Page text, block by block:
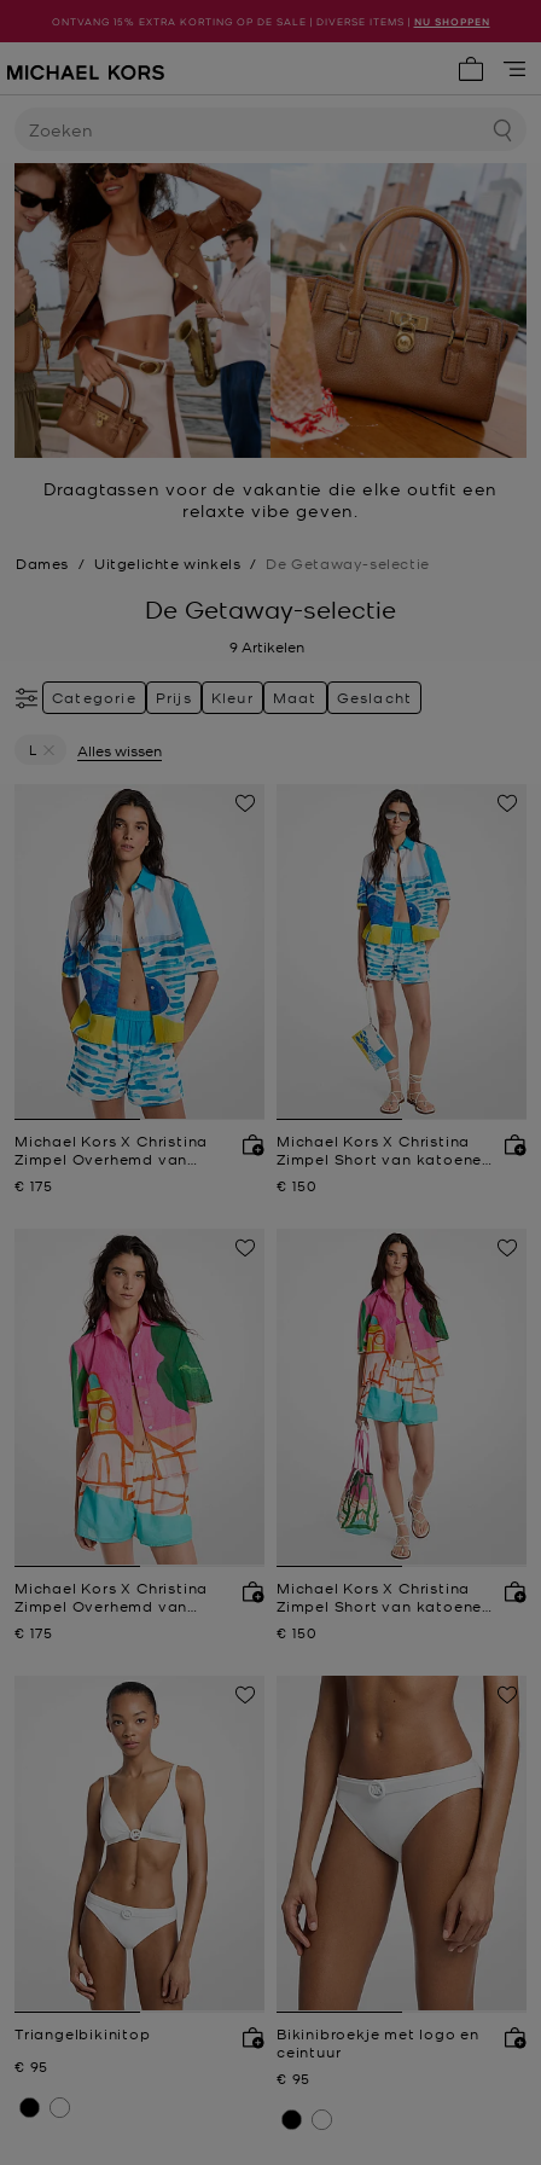
ONTVANG 15% EXTRA KORTING OP DE SALE | DIVERSE ITEMS | NU SHOPPEN
Zoeken
Draagtassen voor de vakantie die elke outfit een
relaxte vibe geven.
Dames / Uitgelichte winkels / De Getaway-selectie
De Getaway-selectie
9Artikelen
Categorie Prijs Kleur Maat Geslacht
L
Alles wissen
Michael Kors X Christina
Zimpel Overhemd van
Nu
€ 175
Michael Kors X Christina
Zimpel Short van katoenen
Nu
€ 150
Michael Kors X Christina
Zimpel Overhemd van
Nu
€ 175
Michael Kors X Christina
Zimpel Short van katoenen
Nu
€ 150
Triangelbikinitop
Nu
€ 95
Bikinibroekje met logo en
ceintuur
Nu
€ 95